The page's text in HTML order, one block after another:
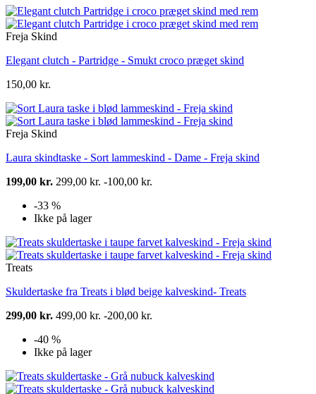
Freja Skind
Elegant clutch - Partridge - Smukt croco præget skind
150,00 kr.
Freja Skind
Laura skindtaske - Sort lammeskind - Dame - Freja skind
199,00 kr. 299,00 kr. -100,00 kr.
-33 %
Ikke på lager
Treats
Skuldertaske fra Treats i blød beige kalveskind- Treats
299,00 kr. 499,00 kr. -200,00 kr.
-40 %
Ikke på lager